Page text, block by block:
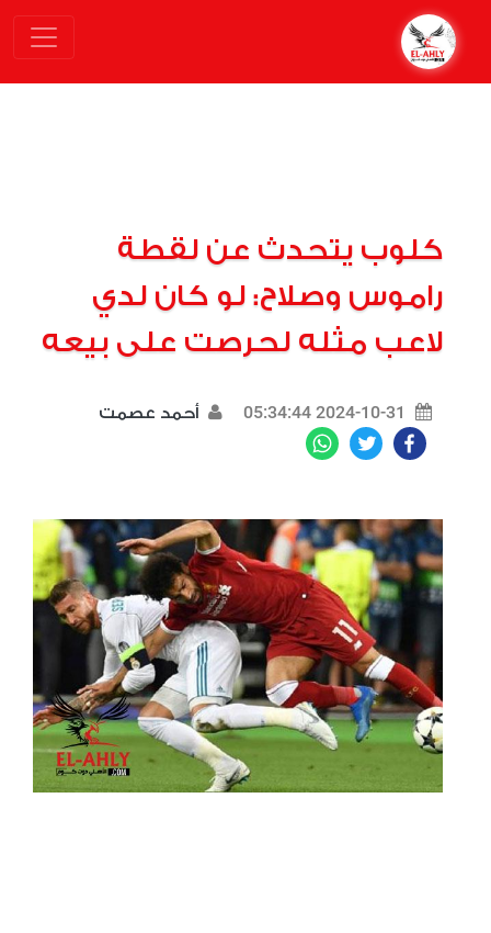
كلوب يتحدث عن لقطة
راموس وصلاح: لو كان لدي
لاعب مثله لحرصت على بيعه
2024-10-31 05:34:44 أحمد عصمت
Facebook
Twitter